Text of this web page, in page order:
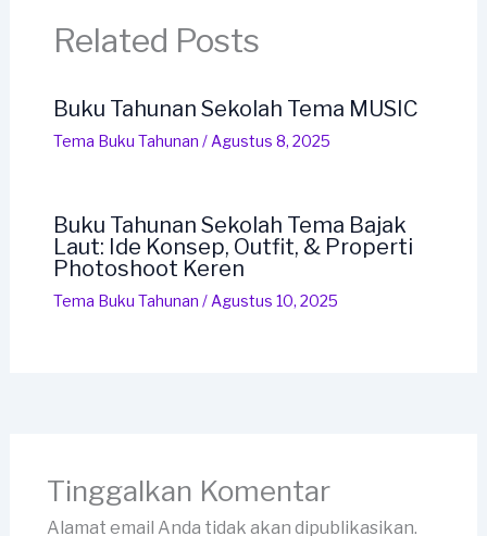
Related Posts
Buku Tahunan Sekolah Tema MUSIC
Tema Buku Tahunan / Agustus 8, 2025
Buku Tahunan Sekolah Tema Bajak
Laut: Ide Konsep, Outfit, & Properti
Photoshoot Keren
Tema Buku Tahunan / Agustus 10, 2025
Tinggalkan Komentar
Alamat email Anda tidak akan dipublikasikan.